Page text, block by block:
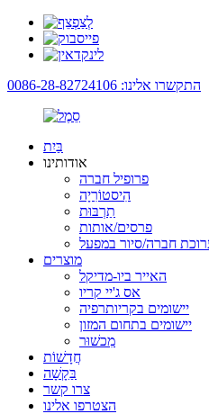
התקשרו אלינו: 0086-28-82724106
בַּיִת
אודותינו
פרופיל חברה
הִיסטוֹרִיָה
תַרְבּוּת
פרסים/אותות
חברה/סיור במפעל
מוצרים
האייר ביו-מדיקל
אס ג'יי קריו
יישומים בקריותרפיה
יישומים בתחום המזון
מִכשׁוּר
חֲדָשׁוֹת
בַּקָשָׁה
צרו קשר
הצטרפו אלינו